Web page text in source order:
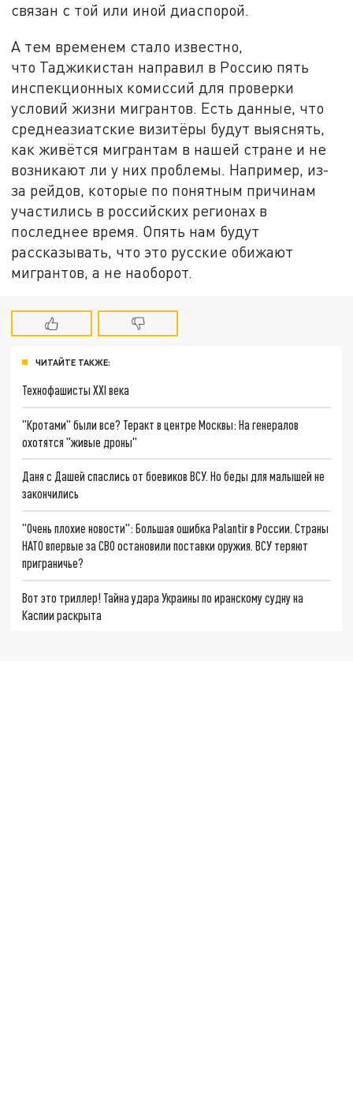
связан с той или иной диаспорой.
А тем временем стало известно,
что Таджикистан направил в Россию пять
инспекционных комиссий для проверки
условий жизни мигрантов. Есть данные, что
среднеазиатские визитёры будут выяснять,
как живётся мигрантам в нашей стране и не
возникают ли у них проблемы. Например, из-
за рейдов, которые по понятным причинам
участились в российских регионах в
последнее время. Опять нам будут
рассказывать, что это русские обижают
мигрантов, а не наоборот.
ЧИТАЙТЕ ТАКЖЕ:
Технофашисты XXI века
"Кротами" были все? Теракт в центре Москвы: На генералов
охотятся "живые дроны"
Даня с Дашей спаслись от боевиков ВСУ. Но беды для малышей не
закончились
"Очень плохие новости": Большая ошибка Palantir в России. Страны
НАТО впервые за СВО остановили поставки оружия. ВСУ теряют
приграничье?
Вот это триллер! Тайна удара Украины по иранскому судну на
Каспии раскрыта